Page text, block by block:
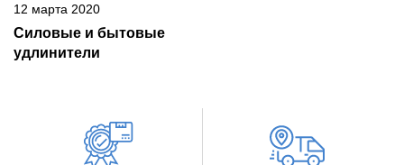
12 марта 2020
Силовые и бытовые
удлинители